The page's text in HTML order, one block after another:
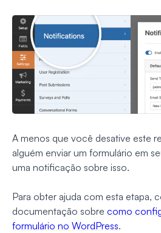
A menos que você desative este
alguém enviar um formulário em
uma notificação sobre isso.
Para obter ajuda com esta etapa,
documentação sobre como
formulário no WordPress.